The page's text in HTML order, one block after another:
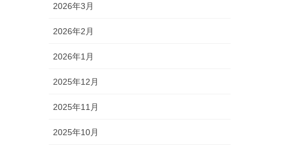
2026年3月
2026年2月
2026年1月
2025年12月
2025年11月
2025年10月